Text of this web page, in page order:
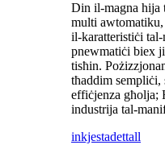
Din il-magna hija
multi
il-karatteristiċi
pnewmatiċi biex
tisħin.
tħaddim sempliċi,
effiċjenza għolja;
industrija tal-
inkjestadettall